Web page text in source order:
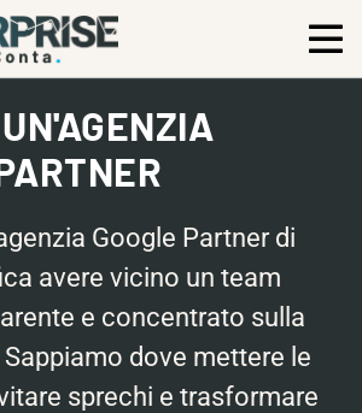
Google Partner di
avere vicino un team
e concentrato sulla
dove mettere le
sprechi e trasformare